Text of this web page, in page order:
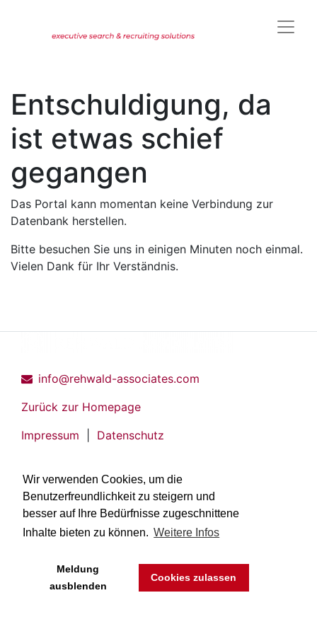
Wir verwenden Cookies, um die
Benutzerfreundlichkeit zu steigern und
besser auf Ihre Bedürfnisse zugeschnittene
Inhalte bieten zu können. Weitere Infos
Meldung
ausblenden
Cookies zulassen
Entschuldigung, da
ist etwas schief
gegangen
Das Portal kann momentan keine Verbindung zur
Datenbank herstellen.
Bitte besuchen Sie uns in einigen Minuten noch einmal.
Vielen Dank für Ihr Verständnis.
info@rehwald-associates.com
Zurück zur Homepage
Impressum
Datenschutz